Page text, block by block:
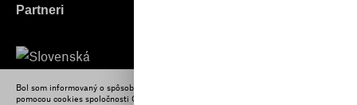
Partneri
Bol som informovaný o spôsobe a rozsahu spracúvania mojich osobných údajov
pomocou cookies spoločnosti Google LLC a vyslovujem s tým súhlas.